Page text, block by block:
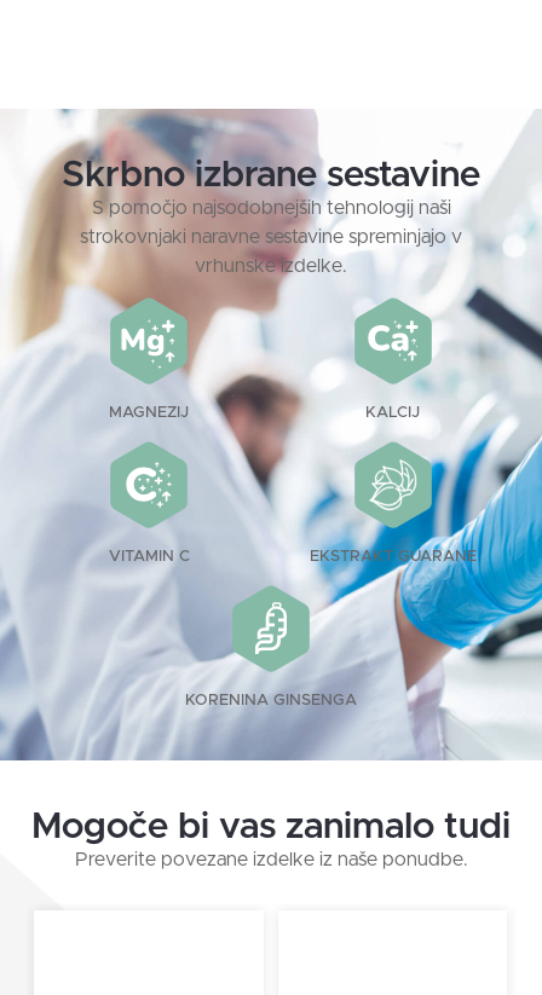
Skrbno izbrane sestavine
S pomočjo najsodobnejših tehnologij naši
strokovnjaki naravne sestavine spreminjajo v
vrhunske izdelke.
MAGNEZIJ KALCIJ
VITAMIN C EKSTRAKT GUARANE
KORENINA GINSENGA
Mogoče bi vas zanimalo tudi
Preverite povezane izdelke iz naše ponudbe.